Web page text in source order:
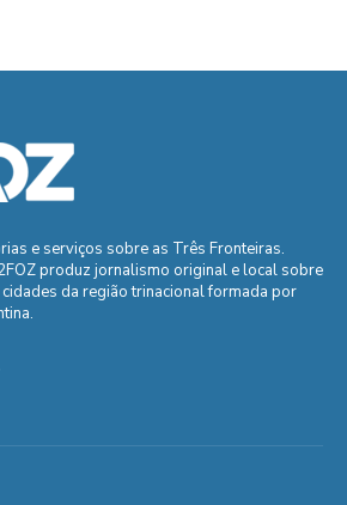
e serviços sobre as Três Fronteiras.
produz jornalismo original e local sobre
cidades da região trinacional formada por